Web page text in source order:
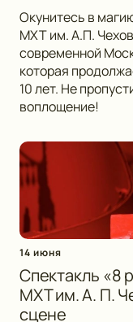
Окунитесь в
МХТ им. А.П.
современной
которая
10 лет. Не
воплощение!
14 июня
Спектакль «8
МХТ им. А. П.
сцене